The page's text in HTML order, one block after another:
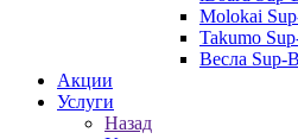
Molokai
Takumo
Весла Sup-
Акции
Услуги
Назад